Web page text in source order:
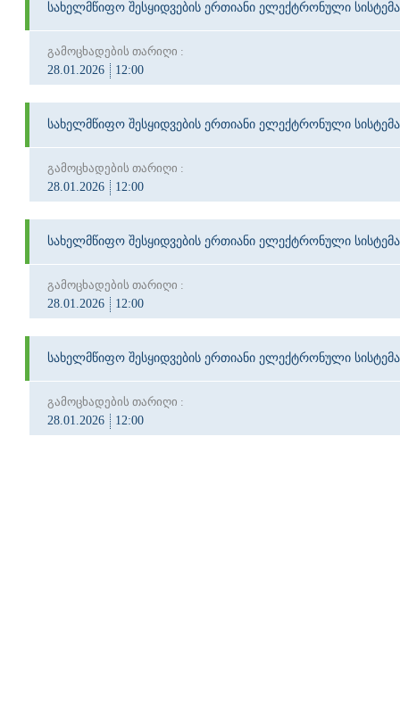
სახელმწიფო შესყიდვების ერთიანი ელექტრონული სისტემა
გამოცხადების თარიღი :
28.01.2026
12:00
სახელმწიფო შესყიდვების ერთიანი ელექტრონული სისტემა
გამოცხადების თარიღი :
28.01.2026
12:00
სახელმწიფო შესყიდვების ერთიანი ელექტრონული სისტემა
გამოცხადების თარიღი :
28.01.2026
12:00
სახელმწიფო შესყიდვების ერთიანი ელექტრონული სისტემა
გამოცხადების თარიღი :
28.01.2026
12:00